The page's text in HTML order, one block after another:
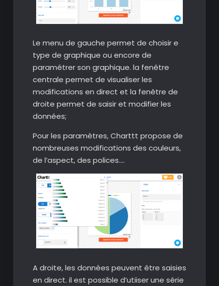
Le menu de gauche permet de choisir e
type de graphique ou encore de
paramétrer son graphique. la fenêtre
centrale permet de visualiser les
modifications en direct et la fenêtre de
droite permet de saisir et modifier les
données;
Pour les paramètres, Charttt propose de
nombreuses modifications des couleurs,
de l’aspect, des polices….
A droite, les données peuvent être saisies
en direct. il est possible d’utiiser une série